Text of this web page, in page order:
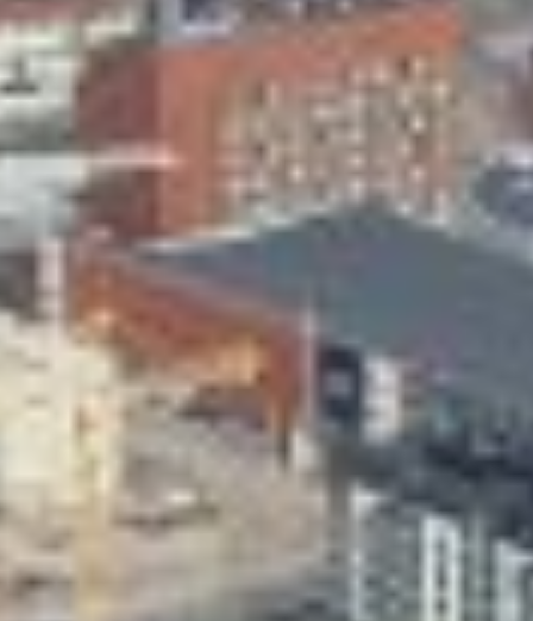
Skeittihalli
Varhaiskasvatus
Ateria- ja välipalamaksut
Mämminiemi
Taideapteekki
Kirjasto
Valon Kaupunki
Lasten Lysti & LystiKylä-festivaali